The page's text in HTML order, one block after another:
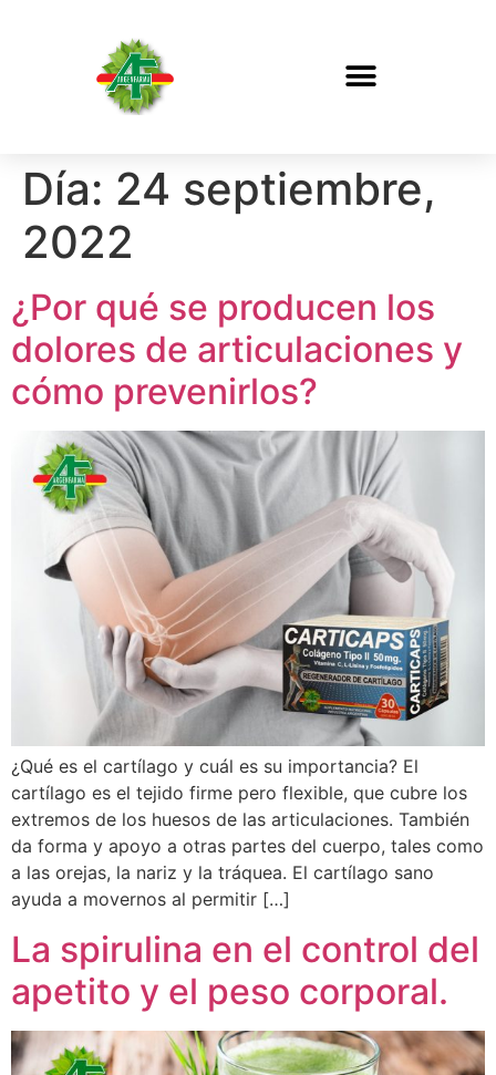
Día: 24 septiembre,
2022
¿Por qué se producen los
dolores de articulaciones y
cómo prevenirlos?
¿Qué es el cartílago y cuál es su importancia? El
cartílago es el tejido firme pero flexible, que cubre los
extremos de los huesos de las articulaciones. También
da forma y apoyo a otras partes del cuerpo, tales como
a las orejas, la nariz y la tráquea. El cartílago sano
ayuda a movernos al permitir […]
La spirulina en el control del
apetito y el peso corporal.